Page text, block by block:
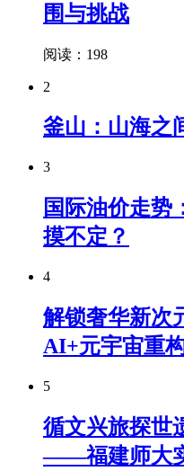
围与挑战
阅读：198
2
釜山：山海之
3
国际油价走势
摸不定？
4
解锁奢华新
AI+元宇宙重
5
循文兴旅探世
——福建师大